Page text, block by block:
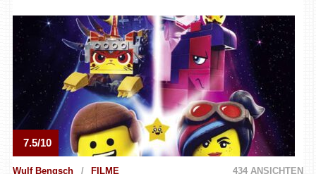
7.5/10
Wulf Bengsch FILME 434 ANSICHTEN